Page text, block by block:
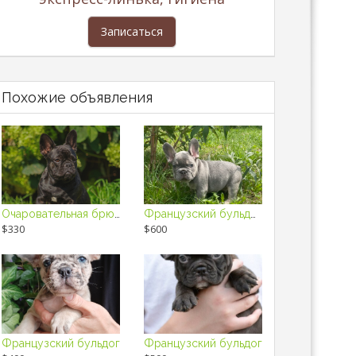
Записаться
Похожие объявления
$330 $600
Французский бульдог Французский бульдог